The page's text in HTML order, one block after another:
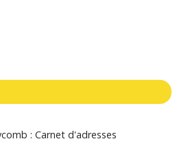
: Carnet d'adresses